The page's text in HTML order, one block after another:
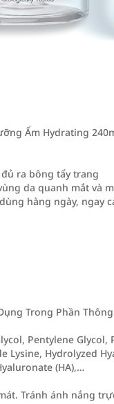
Ẩm Hydrating
ra bông tẩy trang
da quanh mắt
hàng ngày, ngay
Trong Phần
Pentylene
Lysine, Hydrolyzed
(HA),…
Tránh ánh nắng